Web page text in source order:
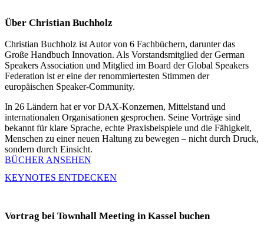
Über Christian Buchholz
Christian Buchholz ist Autor von 6 Fachbüchern, darunter das
Große Handbuch Innovation. Als Vorstandsmitglied der German
Speakers Association und Mitglied im Board der Global Speakers
Federation ist er eine der renommiertesten Stimmen der
europäischen Speaker-Community.
In 26 Ländern hat er vor DAX-Konzernen, Mittelstand und
internationalen Organisationen gesprochen. Seine Vorträge sind
bekannt für klare Sprache, echte Praxisbeispiele und die Fähigkeit,
Menschen zu einer neuen Haltung zu bewegen – nicht durch Druck,
sondern durch Einsicht.
BÜCHER ANSEHEN
KEYNOTES ENTDECKEN
Vortrag bei Townhall Meeting in Kassel buchen